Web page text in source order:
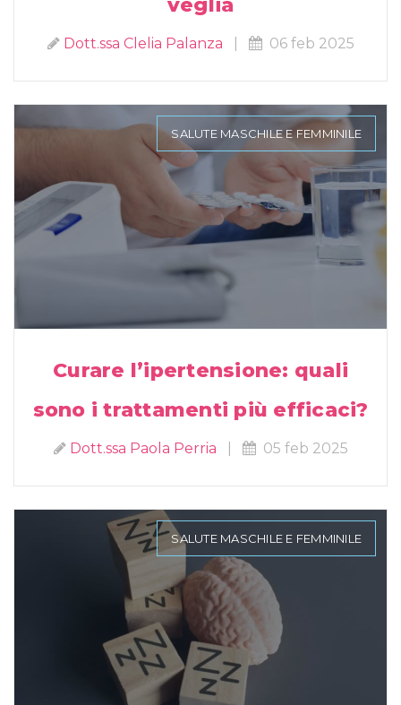
veglia
Dott.ssa Clelia Palanza 06 feb 2025
SALUTE MASCHILE E FEMMINILE
Curare l’ipertensione: quali
sono i trattamenti più efficaci?
Dott.ssa Paola Perria 05 feb 2025
SALUTE MASCHILE E FEMMINILE